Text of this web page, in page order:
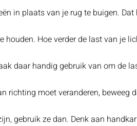
in plaats van je rug te buigen.
Hoe verder de last van je
daar handig gebruik van om de
richting moet veranderen,
gebruik ze dan. Denk aan